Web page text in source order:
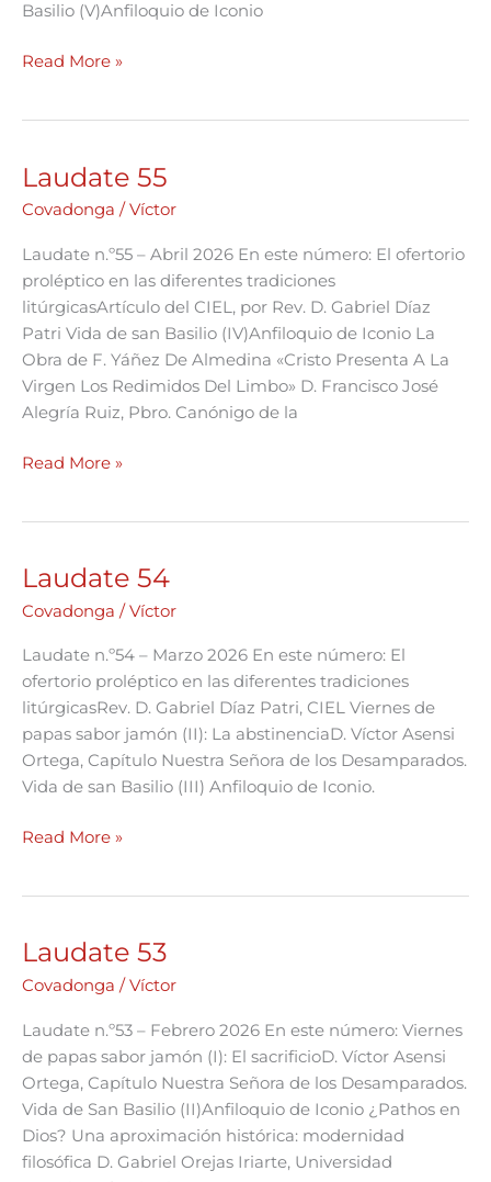
Basilio (V)Anfiloquio de Iconio
Read More »
Laudate 55
Covadonga / Víctor
Laudate n.º55 – Abril 2026 En este número: El ofertorio
proléptico en las diferentes tradiciones
litúrgicasArtículo del CIEL, por Rev. D. Gabriel Díaz
Patri Vida de san Basilio (IV)Anfiloquio de Iconio La
Obra de F. Yáñez De Almedina «Cristo Presenta A La
Virgen Los Redimidos Del Limbo» D. Francisco José
Alegría Ruiz, Pbro. Canónigo de la
Laudate
55
Read More »
Laudate 54
Covadonga /Víctor
Laudate n.º54 – Marzo 2026 En este número: El
ofertorio proléptico en las diferentes tradiciones
litúrgicasRev. D. Gabriel Díaz Patri, CIEL Viernes de
papas sabor jamón (II): La abstinenciaD. Víctor Asensi
Ortega, Capítulo Nuestra Señora de los Desamparados.
Vida de san Basilio (III) Anfiloquio de Iconio.
Laudate
54
Read More »
Laudate 53
Covadonga /Víctor
Laudate n.º53 – Febrero 2026 En este número: Viernes
de papas sabor jamón (I): El sacrificioD. Víctor Asensi
Ortega, Capítulo Nuestra Señora de los Desamparados.
Vida de San Basilio (II)Anfiloquio de Iconio ¿Pathos en
Dios? Una aproximación histórica: modernidad
filosófica D. Gabriel Orejas Iriarte, Universidad
Laudate
53